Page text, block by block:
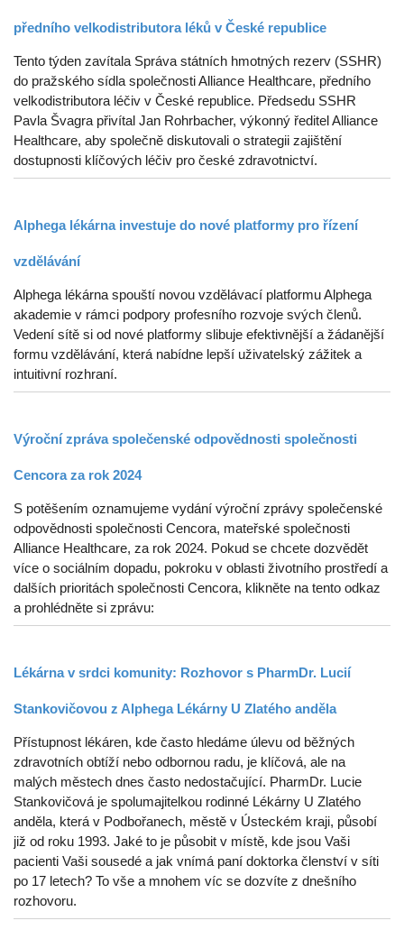
předního velkodistributora léků v České republice
Tento týden zavítala Správa státních hmotných rezerv (SSHR)
do pražského sídla společnosti Alliance Healthcare, předního
velkodistributora léčiv v České republice. Předsedu SSHR
Pavla Švagra přivítal Jan Rohrbacher, výkonný ředitel Alliance
Healthcare, aby společně diskutovali o strategii zajištění
dostupnosti klíčových léčiv pro české zdravotnictví.
Alphega lékárna investuje do nové platformy pro řízení
vzdělávání
Alphega lékárna spouští novou vzdělávací platformu Alphega
akademie v rámci podpory profesního rozvoje svých členů.
Vedení sítě si od nové platformy slibuje efektivnější a žádanější
formu vzdělávání, která nabídne lepší uživatelský zážitek a
intuitivní rozhraní.
Výroční zpráva společenské odpovědnosti společnosti
Cencora za rok 2024
S potěšením oznamujeme vydání výroční zprávy společenské
odpovědnosti společnosti Cencora, mateřské společnosti
Alliance Healthcare, za rok 2024. Pokud se chcete dozvědět
více o sociálním dopadu, pokroku v oblasti životního prostředí a
dalších prioritách společnosti Cencora, klikněte na tento odkaz
a prohlédněte si zprávu:
Lékárna v srdci komunity: Rozhovor s PharmDr. Lucií
Stankovičovou z Alphega Lékárny U Zlatého anděla
Přístupnost lékáren, kde často hledáme úlevu od běžných
zdravotních obtíží nebo odbornou radu, je klíčová, ale na
malých městech dnes často nedostačující. PharmDr. Lucie
Stankovičová je spolumajitelkou rodinné Lékárny U Zlatého
anděla, která v Podbořanech, městě v Ústeckém kraji, působí
již od roku 1993. Jaké to je působit v místě, kde jsou Vaši
pacienti Vaši sousedé a jak vnímá paní doktorka členství v síti
po 17 letech? To vše a mnohem víc se dozvíte z dnešního
rozhovoru.